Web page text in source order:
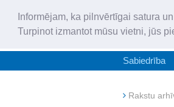
Informējam, ka pilnvērtīgai satura
Turpinot izmantot mūsu vietni, jūs
Sabiedrība
Rakstu